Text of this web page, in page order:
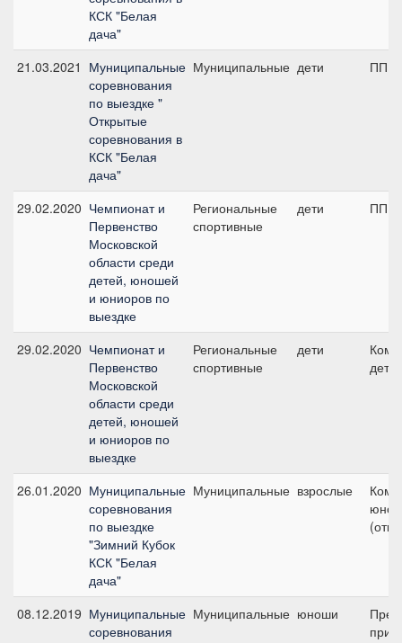
КСК "Белая
дача"
21.03.2021 Муниципальные
соревнования
по выездке "
Открытые
соревнования в
КСК "Белая
дача"
Муниципальные дети ПП
29.02.2020 Чемпионат и
Первенство
Московской
области среди
детей, юношей
и юниоров по
выездке
Региональные
спортивные
дети ПП
29.02.2020 Чемпионат и
Первенство
Московской
области среди
детей, юношей
и юниоров по
выездке
Региональные
спортивные
дети
дети
26.01.2020 Муниципальные
соревнования
по выездке
"Зимний Кубок
КСК "Белая
дача"
Муниципальные взрослые
08.12.2019 Муниципальные
соревнования
Муниципальные юноши